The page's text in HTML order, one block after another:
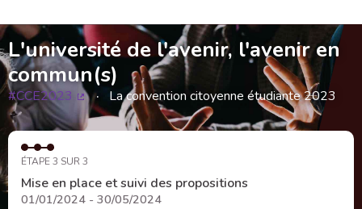
L'université de l'avenir, l'avenir en
commun(s)
#CCE2023
(Lien externe)
La convention citoyenne étudiante 2023
ÉTAPE 3 SUR 3
Mise en place et suivi des propositions
01/01/2024 - 30/05/2024